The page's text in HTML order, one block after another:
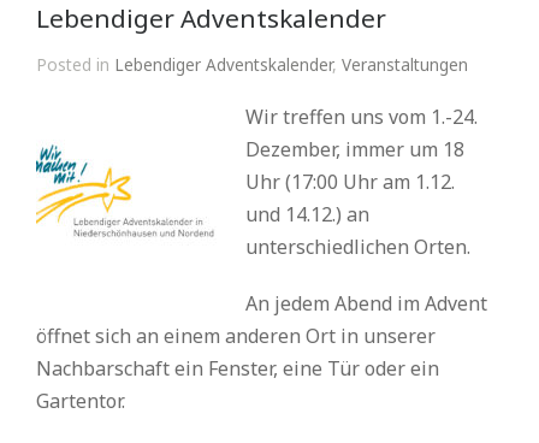
Lebendiger Adventskalender
Posted in Lebendiger Adventskalender,Veranstaltungen
Wir treffen uns vom 1.-24.
Dezember, immer um 18
Uhr (17:00 Uhr am 1.12.
und 14.12.) an
unterschiedlichen Orten.
An jedem Abend im Advent
öffnet sich an einem anderen Ort in unserer
Nachbarschaft ein Fenster, eine Tür oder ein
Gartentor.